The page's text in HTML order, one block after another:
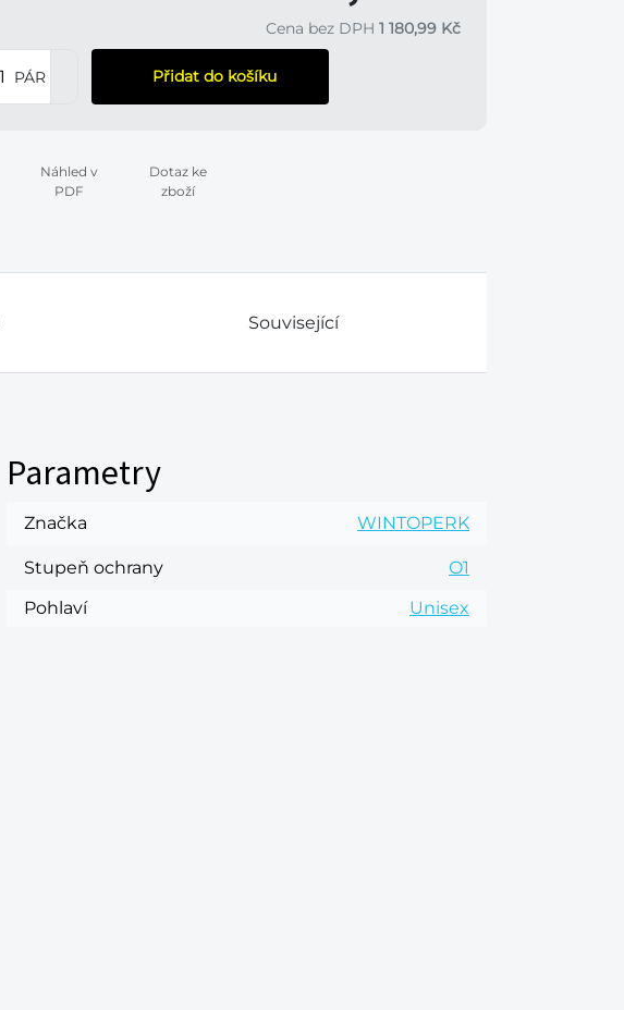
Cena bez DPH 1 180,99 Kč
PÁR Přidat do košíku
Náhled v
PDF
Dotaz ke
zboží
Související
Parametry
Značka WINTOPERK
Stupeň ochrany
O1
Pohlaví
Unisex